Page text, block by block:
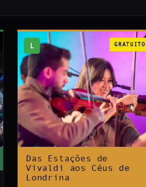
L GRATUITO
Das Estações de
Vivaldi aos Céus de
Londrina